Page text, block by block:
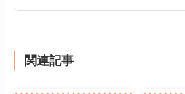
関連記事